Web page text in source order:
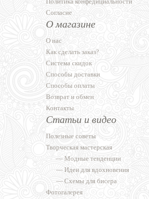
Согласие
О магазине
О нас
Как сделать заказ?
Система скидок
Способы доставки
Способы оплаты
Возврат и обмен
Контакты
Статьи и видео
Полезные советы
Творческая мастерская
— Модные тенденции
— Идеи для вдохновения
— Схемы для бисера
Фотогалерея